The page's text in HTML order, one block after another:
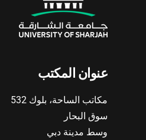
عنوان المكتب
مكاتب الساحة، بلوك 532
سوق البحار
وسط مدينة دبي